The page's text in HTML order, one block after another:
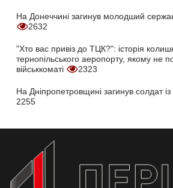
На Донеччині загинув молодший
2632
"Хто вас привіз до ТЦК?": історія
тернопільського аеропорту, якому не
військкоматі
2323
На Дніпропетровщині загинув солдат
2255